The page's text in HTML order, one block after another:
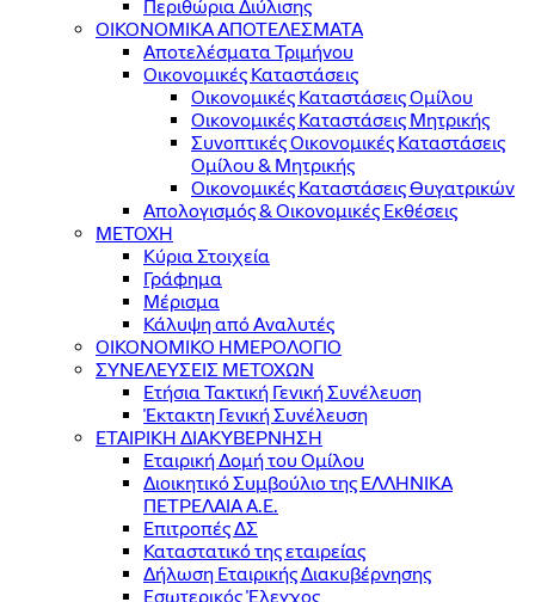
Περιθώρια Διύλισης
ΟΙΚΟΝΟΜΙΚΑ ΑΠΟΤΕΛΕΣΜΑΤΑ
Αποτελέσματα Τριμήνου
Οικονομικές Καταστάσεις
Οικονομικές Καταστάσεις Ομίλου
Οικονομικές Καταστάσεις Μητρικής
Συνοπτικές Οικονομικές Καταστάσεις
Ομίλου & Μητρικής
Οικονομικές Καταστάσεις Θυγατρικών
Απολογισμός & Οικονομικές Εκθέσεις
ΜΕΤΟΧΗ
Κύρια Στοιχεία
Γράφημα
Μέρισμα
Κάλυψη από Αναλυτές
ΟΙΚΟΝΟΜΙΚΟ ΗΜΕΡΟΛΟΓΙΟ
ΣΥΝΕΛΕΥΣΕΙΣ ΜΕΤΟΧΩΝ
Ετήσια Τακτική Γενική Συνέλευση
Έκτακτη Γενική Συνέλευση
ΕΤΑΙΡΙΚΗ ΔΙΑΚΥΒΕΡΝΗΣΗ
Εταιρική Δομή του Ομίλου
Διοικητικό Συμβούλιο της ΕΛΛΗΝΙΚΑ
ΠΕΤΡΕΛΑΙΑ Α.Ε.
Επιτροπές ΔΣ
Καταστατικό της εταιρείας
Δήλωση Εταιρικής Διακυβέρνησης
Εσωτερικός Έλεγχος